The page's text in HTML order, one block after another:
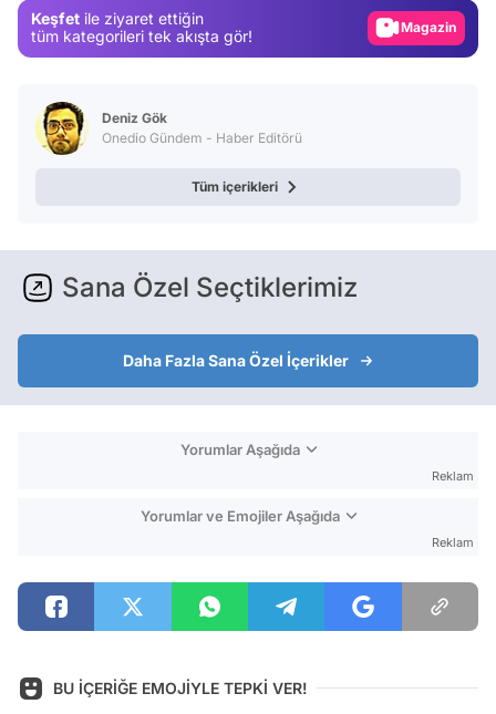
Keşfet ile ziyaret ettiğin
tüm kategorileri tek akışta gör!
Magazin
Deniz Gök
Onedio Gündem - Haber Editörü
Tüm içerikleri
Sana Özel Seçtiklerimiz
Daha Fazla Sana Özel İçerikler
Yorumlar Aşağıda
Reklam
Yorumlar ve Emojiler Aşağıda
Reklam
BU İÇERİĞE EMOJİYLE TEPKİ VER!